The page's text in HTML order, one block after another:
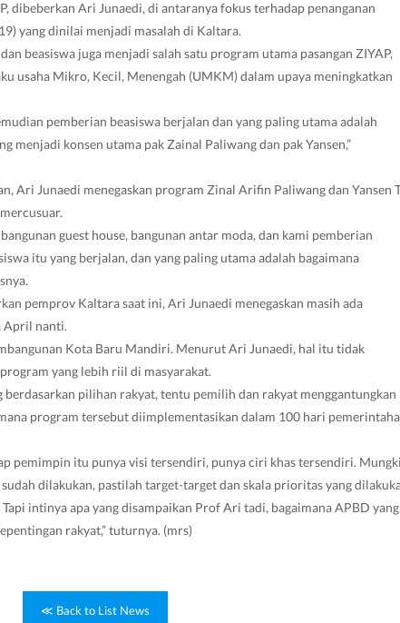
dibeberkan Ari Junaedi, di antaranya fokus terhadap penanganan
yang dinilai menjadi masalah di Kaltara.
beasiswa juga menjadi salah satu program utama pasangan ZIYAP,
usaha Mikro, Kecil, Menengah (UMKM) dalam upaya meningkatkan
pemberian beasiswa berjalan dan yang paling utama adalah
menjadi konsen utama pak Zainal Paliwang dan pak Yansen,”
Ari Junaedi menegaskan program Zinal Arifin Paliwang dan Yansen
guest house, bangunan antar moda, dan kami pemberian
itu yang berjalan, dan yang paling utama adalah bagaimana
pemprov Kaltara saat ini, Ari Junaedi menegaskan masih ada
April nanti.
Kota Baru Mandiri. Menurut Ari Junaedi, hal itu tidak
yang lebih riil di masyarakat.
berdasarkan pilihan rakyat, tentu pemilih dan rakyat menggantungkan
program tersebut diimplementasikan dalam 100 hari
pemimpin itu punya visi tersendiri, punya ciri khas tersendiri.
dilakukan, pastilah target-target dan skala prioritas yang
intinya apa yang disampaikan Prof Ari tadi, bagaimana APBD yang
rakyat,” tuturnya. (mrs)
≪ Back to List News